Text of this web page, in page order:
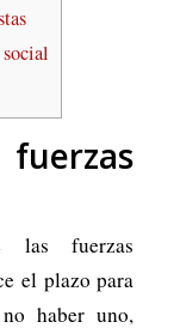
fuerzas
el plazo para
haber uno,